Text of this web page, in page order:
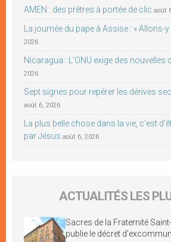
AMEN : des prêtres à portée de clic août
La journée du pape à Assise : « Allons-y
2026
Nicaragua : L’ONU exige des nouvelles
2026
Sept signes pour repérer les dérives
août 6, 2026
La plus belle chose dans la vie, c’est
par Jésus août 6, 2026
ACTUALITÉS LES
Sacres de la Fraternité
publie le décret